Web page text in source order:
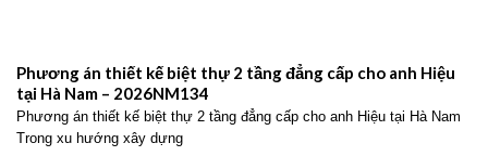
Phương án thiết kế biệt thự 2 tầng đẳng cấp cho anh Hiệu
tại Hà Nam – 2026NM134
Phương án thiết kế biệt thự 2 tầng đẳng cấp cho anh Hiệu tại Hà Nam
Trong xu hướng xây dựng